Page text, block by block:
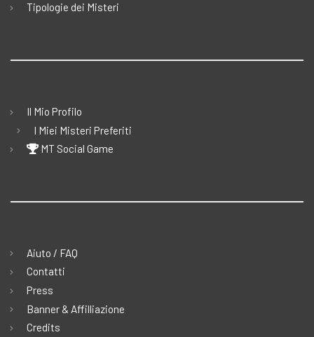
Tipologie dei Misteri
Il Mio Profilo
I Miei Misteri Preferiti
MT Social Game
Aiuto / FAQ
Contatti
Press
Banner & Affilliazione
Credits